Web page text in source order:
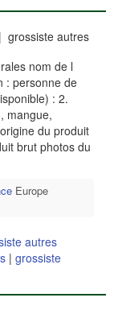
autres
nom de l
: personne de
: 2.
mangue,
du produit
brut photos du
Europe
autres
| grossiste